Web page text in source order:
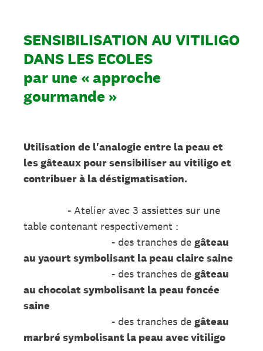
SENSIBILISATION AU VITILIGO
DANS LES ECOLES
par une « approche
gourmande »
Utilisation de l'analogie entre la peau et
les gâteaux pour sensibiliser au vitiligo et
contribuer à la déstigmatisation.
- Atelier avec 3 assiettes sur une
table contenant respectivement :
- des tranches de gâteau
au yaourt symbolisant la peau claire saine
- des tranches de gâteau
au chocolat symbolisant la peau foncée
saine
- des tranches de gâteau
marbré symbolisant la peau avec vitiligo